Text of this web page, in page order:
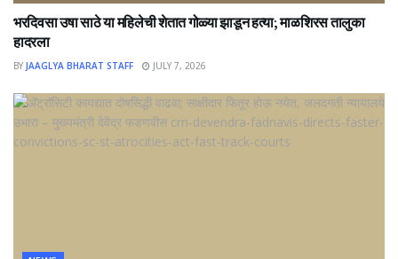
भरदिवसा उषा साठे या महिलेची शेतात गोळ्या झाडून हत्या; माळशिरस तालुका
हादरला
BY JAAGLYA BHARAT STAFF JULY 7, 2026